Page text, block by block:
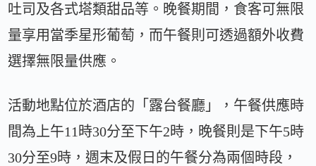
吐司及各式塔類甜品等。晚餐期間，食客可無限
量享用當季星形葡萄，而午餐則可透過額外收費
選擇無限量供應。
活動地點位於酒店的「露台餐廳」，午餐供應時
間為上午11時30分至下午2時，晚餐則是下午5時
30分至9時，週末及假日的午餐分為兩個時段，